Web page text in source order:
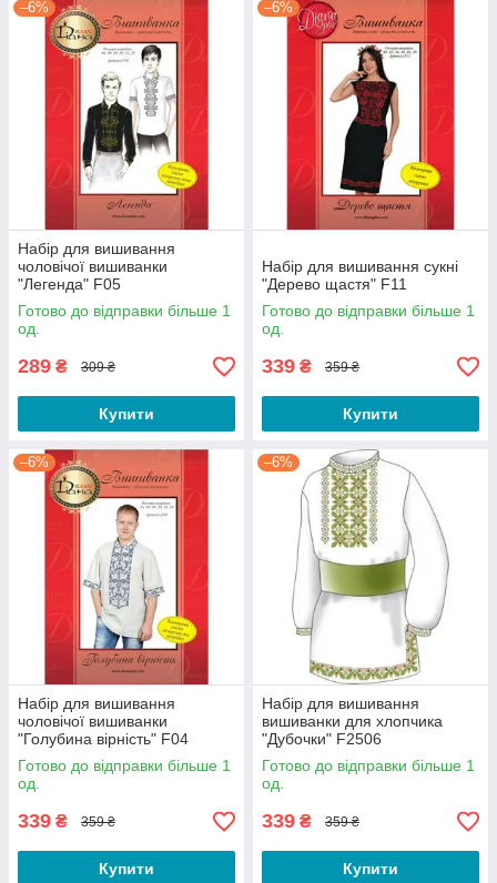
–6%
Набір для вишивання
чоловічої вишиванки
"Легенда" F05
Готово до відправки більше 1
од.
289 ₴ 309 ₴
Купити
–6%
Набір для вишивання сукні
"Дерево щастя" F11
Готово до відправки більше 1
од.
339 ₴ 359 ₴
Купити
–6%
Набір для вишивання
чоловічої вишиванки
"Голубина вірність" F04
Готово до відправки більше 1
од.
339 ₴ 359 ₴
Купити
–6%
Набір для вишивання
вишиванки для хлопчика
"Дубочки" F2506
Готово до відправки більше 1
од.
339 ₴ 359 ₴
Купити